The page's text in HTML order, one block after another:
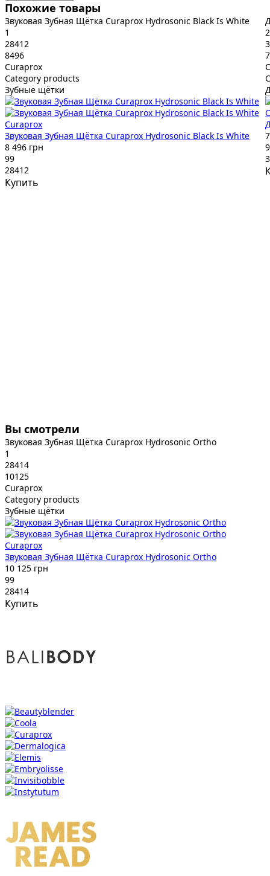
Похожие товары
Звуковая Зубная Щётка Curaprox Hydrosonic Black Is White
1
28412
8496
Curaprox
Category products
Зубные щётки
Curaprox
Звуковая Зубная Щётка Curaprox Hydrosonic Black Is White
8 496 грн
99
28412
Купить
2
Вы смотрели
Звуковая Зубная Щётка Curaprox Hydrosonic Ortho
1
28414
10125
Curaprox
Category products
Зубные щётки
Curaprox
Звуковая Зубная Щётка Curaprox Hydrosonic Ortho
10 125 грн
99
28414
Купить